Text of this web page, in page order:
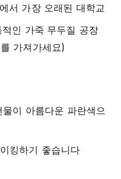
서 가장 오래된 대학교
인 가죽 무두질 공장
가져가세요)
이 아름다운 파란색으
킹하기 좋습니다